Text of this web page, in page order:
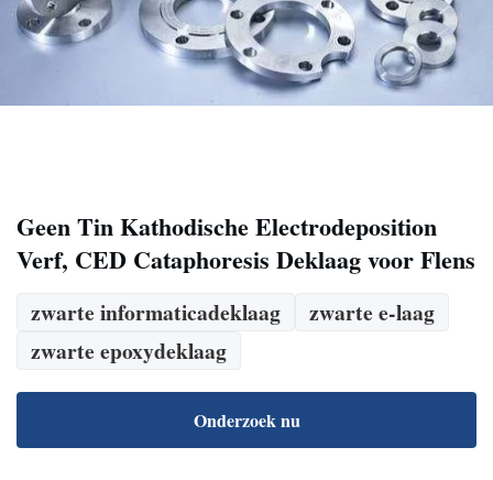
Geen Tin Kathodische Electrodeposition
Verf, CED Cataphoresis Deklaag voor Flens
zwarte informaticadeklaag
zwarte e-laag
zwarte epoxydeklaag
Onderzoek nu